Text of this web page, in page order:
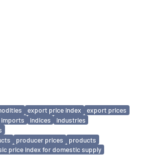
export price index
export prices
imports indices
industries
producer prices
products
price index for domestic supply